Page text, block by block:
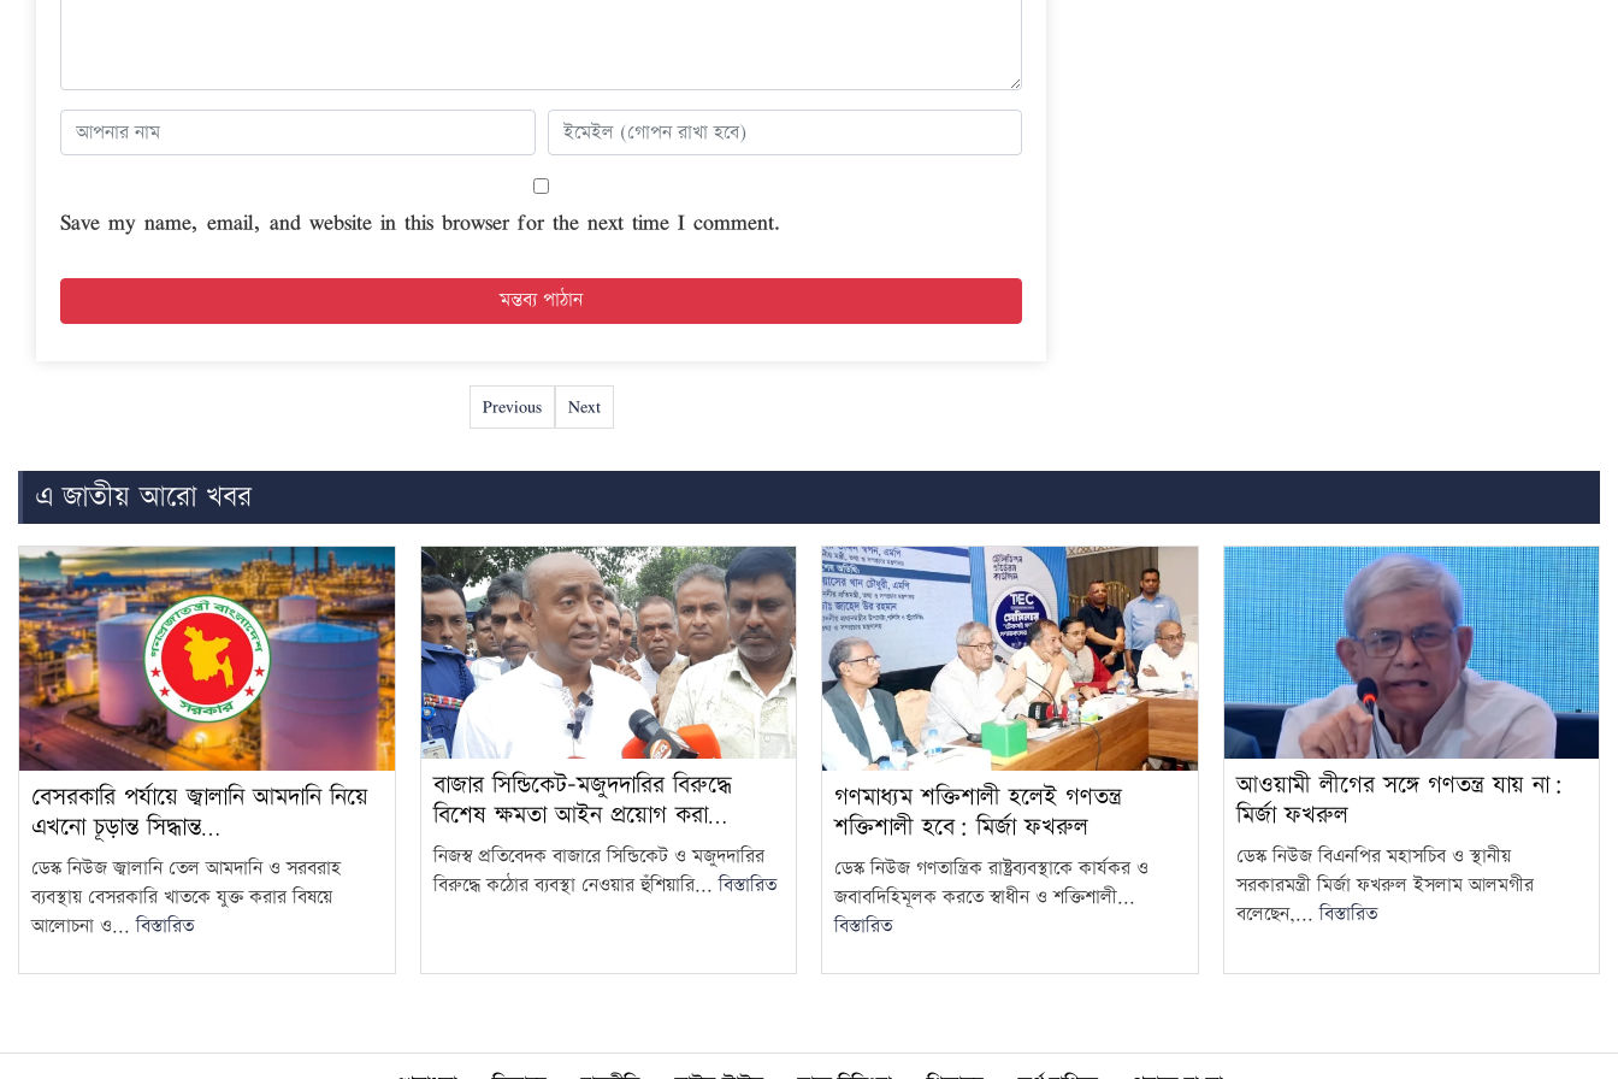
Save my name, email, and website in this browser for the next time I comment.
Previous Next
এ জাতীয় আরো খবর
বেসরকারি পর্যায়ে জ্বালানি আমদানি নিয়ে
এখনো চূড়ান্ত সিদ্ধান্ত…
ডেস্ক নিউজ জ্বালানি তেল আমদানি ও সরবরাহ
ব্যবস্থায় বেসরকারি খাতকে যুক্ত করার বিষয়ে
আলোচনা ও...বিস্তারিত
বাজার সিন্ডিকেট-মজুদদারির বিরুদ্ধে
বিশেষ ক্ষমতা আইন প্রয়োগ করা…
নিজস্ব প্রতিবেদক বাজারে সিন্ডিকেট ও মজুদদারির
বিরুদ্ধে কঠোর ব্যবস্থা নেওয়ার হুঁশিয়ারি...বিস্তারিত
গণমাধ্যম শক্তিশালী হলেই গণতন্ত্র
শক্তিশালী হবে: মির্জা ফখরুল
ডেস্ক নিউজ গণতান্ত্রিক রাষ্ট্রব্যবস্থাকে কার্যকর ও
জবাবদিহিমূলক করতে স্বাধীন ও শক্তিশালী...
বিস্তারিত
আওয়ামী লীগের সঙ্গে গণতন্ত্র যায় না:
মির্জা ফখরুল
ডেস্ক নিউজ বিএনপির মহাসচিব ও স্থানীয়
সরকারমন্ত্রী মির্জা ফখরুল ইসলাম আলমগীর
বলেছেন,...বিস্তারিত